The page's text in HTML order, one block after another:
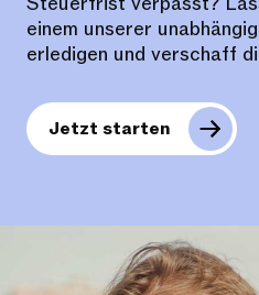
einem unserer
erledigen und verschaff
Jetzt starten